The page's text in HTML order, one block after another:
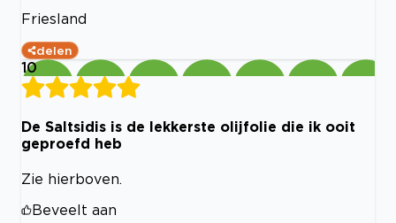
Friesland
delen
10
De Saltsidis is de lekkerste olijfolie die ik ooit
geproefd heb
Zie hierboven.
Beveelt aan